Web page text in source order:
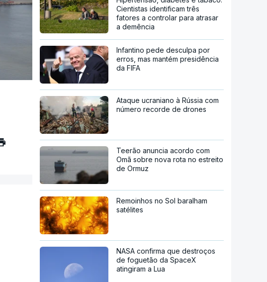
Cientistas identificam três
fatores a controlar para atrasar
a demência
Infantino pede desculpa por
erros, mas mantém presidência
da FIFA
Ataque ucraniano à Rússia com
número recorde de drones
Teerão anuncia acordo com
Omã sobre nova rota no estreito
de Ormuz
Remoinhos no Sol baralham
satélites
NASA confirma que destroços
de foguetão da SpaceX
atingiram a Lua